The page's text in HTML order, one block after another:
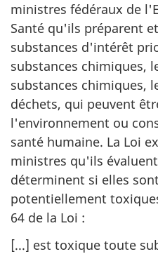
ministres fédéraux de
Santé qu'ils préparent
substances d'intérêt
substances chimiques,
substances chimiques,
déchets, qui peuvent
l'environnement ou
santé humaine. La Loi
ministres qu'ils
déterminent si elles
potentiellement
64 de la Loi :
[...] est toxique toute